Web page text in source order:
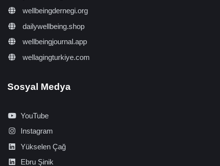
wellbeingdernegi.org
dailywellbeing.shop
wellbeingjournal.app
wellagingturkiye.com
Sosyal Medya
YouTube
Instagram
Yükselen Çağ
Ebru Şinik